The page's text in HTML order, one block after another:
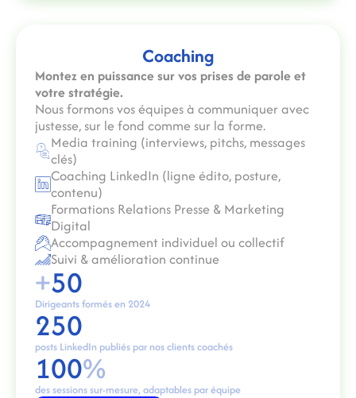
Coaching
Montez en puissance sur vos prises de parole et
votre stratégie.
Nous formons vos équipes à communiquer avec
justesse, sur le fond comme sur la forme.
Media training (interviews, pitchs, messages
clés)
Coaching LinkedIn (ligne édito, posture,
contenu)
Formations Relations Presse & Marketing
Digital
Accompagnement individuel ou collectif
Suivi & amélioration continue
+50
Dirigeants formés en 2024
250
posts LinkedIn publiés par nos clients coachés
100%
des sessions sur-mesure, adaptables par équipe